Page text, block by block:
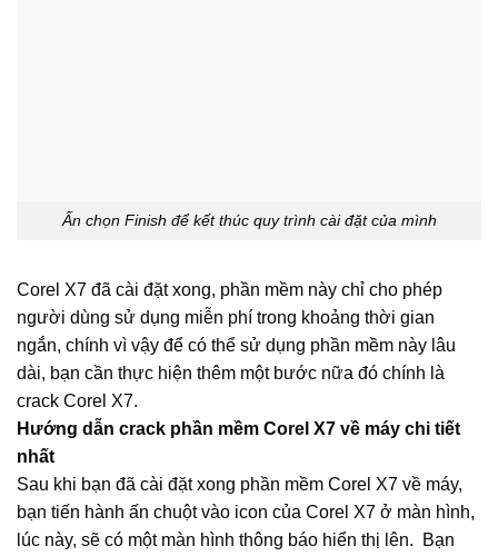
Ấn chọn Finish để kết thúc quy trình cài đặt của mình
Corel X7 đã cài đặt xong, phần mềm này chỉ cho phép
người dùng sử dụng miễn phí trong khoảng thời gian
ngắn, chính vì vậy để có thể sử dụng phần mềm này lâu
dài, bạn cần thực hiện thêm một bước nữa đó chính là
crack Corel X7.
Hướng dẫn crack phần mềm Corel X7 về máy chi tiết
nhất
Sau khi bạn đã cài đặt xong phần mềm Corel X7 về máy,
bạn tiến hành ấn chuột vào icon của Corel X7 ở màn hình,
lúc này, sẽ có một màn hình thông báo hiển thị lên. Bạn